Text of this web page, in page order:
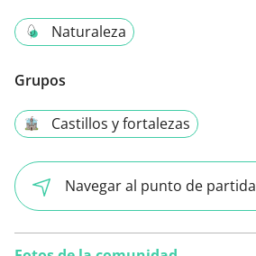
Naturaleza
Grupos
Castillos y fortalezas
Navegar al punto de partida